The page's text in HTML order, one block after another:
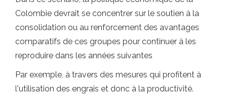
Colombie devrait se concentrer sur le soutien à la
consolidation ou au renforcement des avantages
comparatifs de ces groupes pour continuer à les
reproduire dans les années suivantes
Par exemple, à travers des mesures qui profitent à
l'utilisation des engrais et donc à la productivité.